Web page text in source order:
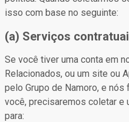
isso com base no seguinte:
(a) Serviços
Se você tiver uma conta em
Relacionados, ou um site ou
pelo Grupo de Namoro, e
você, precisaremos coletar
para: